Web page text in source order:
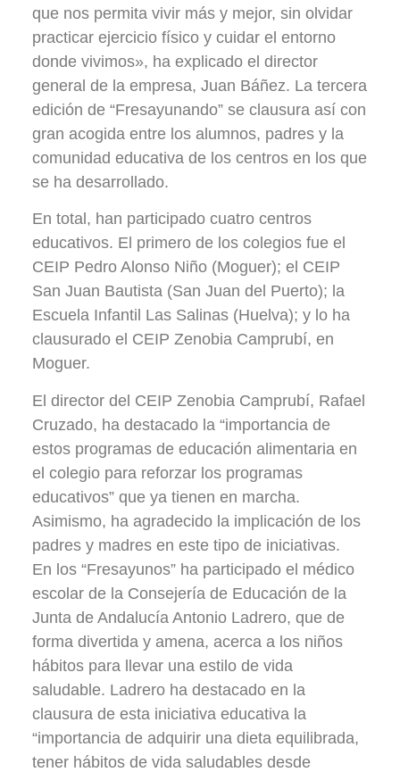
que nos permita vivir más y mejor, sin olvidar
practicar ejercicio físico y cuidar el entorno
donde vivimos», ha explicado el director
general de la empresa, Juan Báñez. La tercera
edición de “Fresayunando” se clausura así con
gran acogida entre los alumnos, padres y la
comunidad educativa de los centros en los que
se ha desarrollado.
En total, han participado cuatro centros
educativos. El primero de los colegios fue el
CEIP Pedro Alonso Niño (Moguer); el CEIP
San Juan Bautista (San Juan del Puerto); la
Escuela Infantil Las Salinas (Huelva); y lo ha
clausurado el CEIP Zenobia Camprubí, en
Moguer.
El director del CEIP Zenobia Camprubí, Rafael
Cruzado, ha destacado la “importancia de
estos programas de educación alimentaria en
el colegio para reforzar los programas
educativos” que ya tienen en marcha.
Asimismo, ha agradecido la implicación de los
padres y madres en este tipo de iniciativas.
En los “Fresayunos” ha participado el médico
escolar de la Consejería de Educación de la
Junta de Andalucía Antonio Ladrero, que de
forma divertida y amena, acerca a los niños
hábitos para llevar una estilo de vida
saludable. Ladrero ha destacado en la
clausura de esta iniciativa educativa la
“importancia de adquirir una dieta equilibrada,
tener hábitos de vida saludables desde